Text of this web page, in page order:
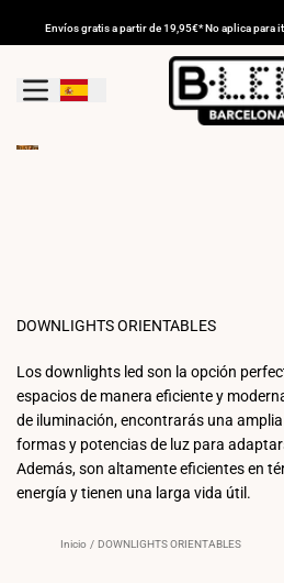
Envíos gratis a partir de 19,95€* No aplica para
Geolocation Button: España
DOWNLIGHTS ORIENTABLES
Los downlights led son la opción
espacios de manera eficiente y
de iluminación, encontrarás una
formas y potencias de luz para
Además, son altamente eficientes en
energía y tienen una larga vida útil.
Inicio / DOWNLIGHTS ORIENTABLES